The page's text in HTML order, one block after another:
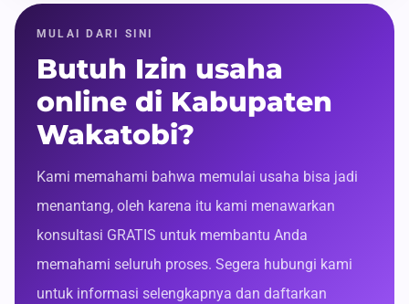
MULAI DARI SINI
Butuh Izin usaha
online di Kabupaten
Wakatobi?
Kami memahami bahwa memulai usaha bisa jadi
menantang, oleh karena itu kami menawarkan
konsultasi GRATIS untuk membantu Anda
memahami seluruh proses. Segera hubungi kami
untuk informasi selengkapnya dan daftarkan